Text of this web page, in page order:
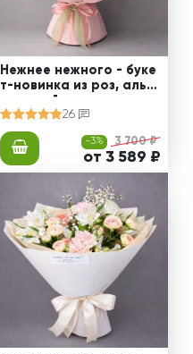
Нежнее нежного - буке
т-новинка из роз, альст
ромерий и калл
26
-3% 3 700 ₽
от 3 589 ₽